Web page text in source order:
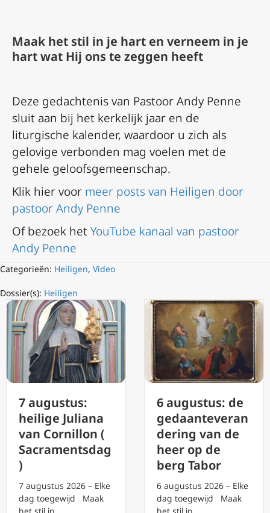
Maak het stil in je hart en verneem in je
hart wat Hij ons te zeggen heeft
Deze gedachtenis van Pastoor Andy Penne
sluit aan bij het kerkelijk jaar en de
liturgische kalender, waardoor u zich als
gelovige verbonden mag voelen met de
gehele geloofsgemeenschap.
Klik hier voor meer posts van Heiligen door
pastoor Andy Penne
Of bezoek hetYouTube kanaal van pastoor
Andy Penne
Categorieën: Heiligen, Video
Dossier(s): Heiligen
7 augustus:
heilige Juliana
van Cornillon (
Sacramentsdag
)
7 augustus 2026 – Elke
dag toegewijd Maak
6 augustus: de
gedaanteveran
dering van de
heer op de
berg Tabor
6 augustus 2026 – Elke
dag toegewijd Maak